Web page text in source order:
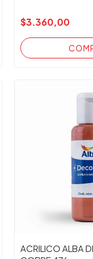
$3.360,00
ACRILICO ALBA